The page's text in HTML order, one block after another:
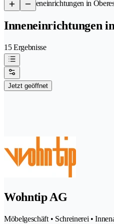
/Inneneinrichtungen in
Inneneinrichtungen
15 Ergebnisse
Jetzt geöffnet
Wohntip AG
Möbelgeschäft • Schreinerei •